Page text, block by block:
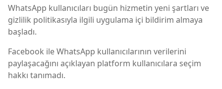
WhatsApp kullanıcıları bugün hizmetin yeni şartları ve
gizlilik politikasıyla ilgili uygulama içi bildirim almaya
başladı.
Facebook ile WhatsApp kullanıcılarının verilerini
paylaşacağını açıklayan platform kullanıcılara seçim
hakkı tanımadı.